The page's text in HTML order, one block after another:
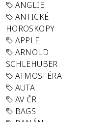
ANGLIE
ANTICKÉ
HOROSKOPY
APPLE
ARNOLD
SCHLEHUBER
ATMOSFÉRA
AUTA
AV ČR
BAGS